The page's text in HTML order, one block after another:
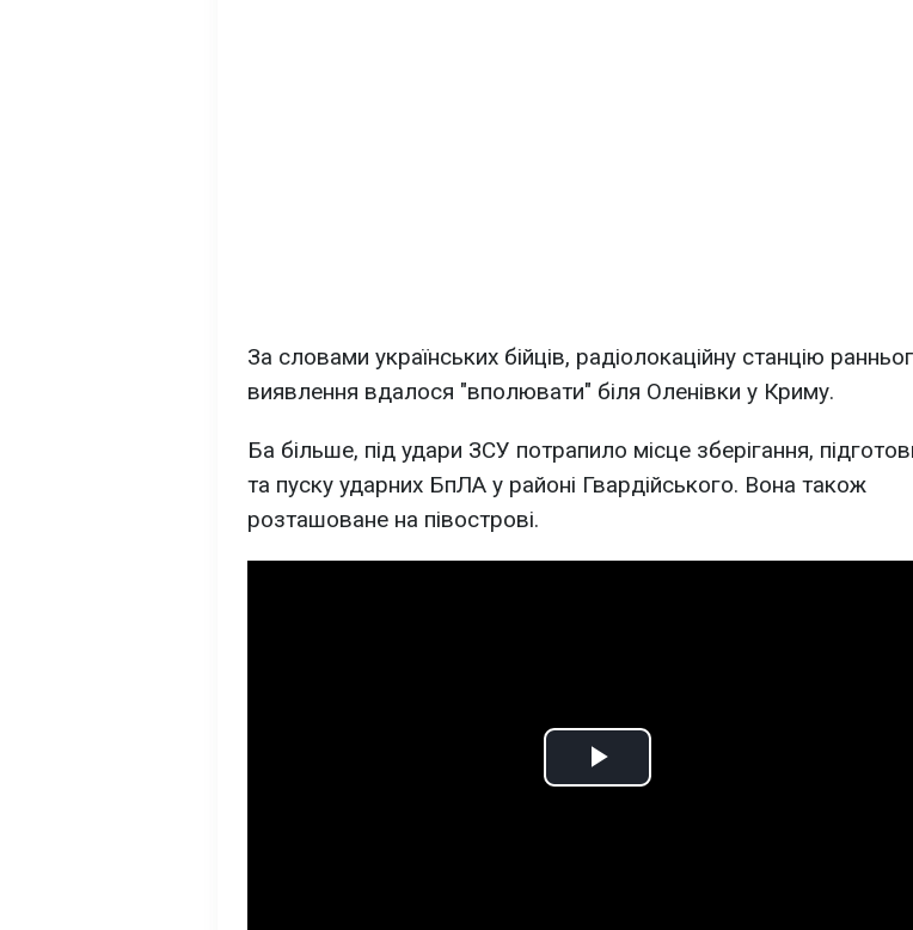
За словами українських бійців, радіолокаційну станцію
виявлення вдалося "вполювати" біля Оленівки у Криму.
Ба більше, під удари ЗСУ потрапило місце зберігання,
та пуску ударних БпЛА у районі Гвардійського. Вона також
розташоване на півострові.
Play